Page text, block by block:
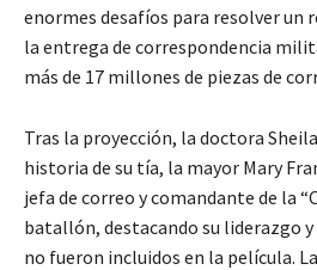
enormes desafíos para resolver un
la entrega de correspondencia
más de 17 millones de piezas de
Tras la proyección, la doctora
historia de su tía, la mayor Mary
jefa de correo y comandante de la
batallón, destacando su liderazgo
no fueron incluidos en la película.